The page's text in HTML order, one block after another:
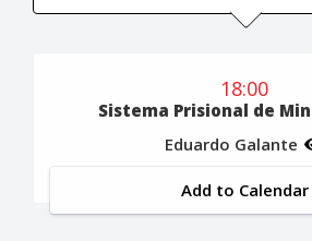
18:00
Sistema Prisional de
Eduardo Galante
Add to Calendar